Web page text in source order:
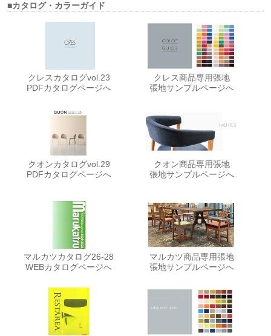
■カタログ・カラーガイド
クレスカタログvol.23
PDFカタログページへ
クレス商品専用張地
張地サンプルページへ
クオンカタログvol.29
PDFカタログページへ
クオン商品専用張地
張地サンプルページへ
マルカツカタログ26-28
WEBカタログページへ
マルカツ商品専用張地
張地サンプルページへ